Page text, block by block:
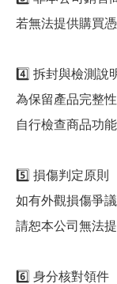
若無法提供購買
4️⃣ 拆封與檢測說
為保留產品完整
自行檢查商品功能
5️⃣ 損傷判定原則
如有外觀損傷爭
請恕本公司無法提
6️⃣ 身分核對領件